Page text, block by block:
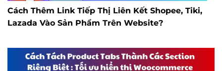
Cách Thêm Link Tiếp Thị Liên Kết Shopee, Tiki,
Lazada Vào Sản Phẩm Trên Website?